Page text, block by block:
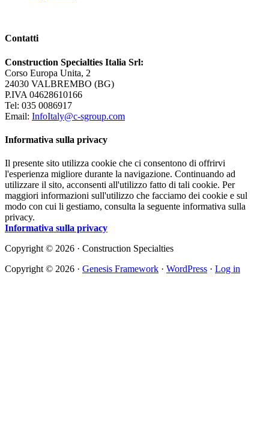
Contatti
Construction Specialties Italia Srl:
Corso Europa Unita, 2
24030 VALBREMBO (BG)
P.IVA 04628610166
Tel: 035 0086917
Email: InfoItaly@c-sgroup.com
Informativa sulla privacy
Il presente sito utilizza cookie che ci consentono di offrirvi
l'esperienza migliore durante la navigazione. Continuando ad
utilizzare il sito, acconsenti all'utilizzo fatto di tali cookie. Per
maggiori informazioni sull'utilizzo che facciamo dei cookie e sul
modo con cui li gestiamo, consulta la seguente informativa sulla
privacy.
Informativa sulla privacy
Copyright © 2026 · Construction Specialties
Copyright © 2026 · Genesis Framework · WordPress · Log in